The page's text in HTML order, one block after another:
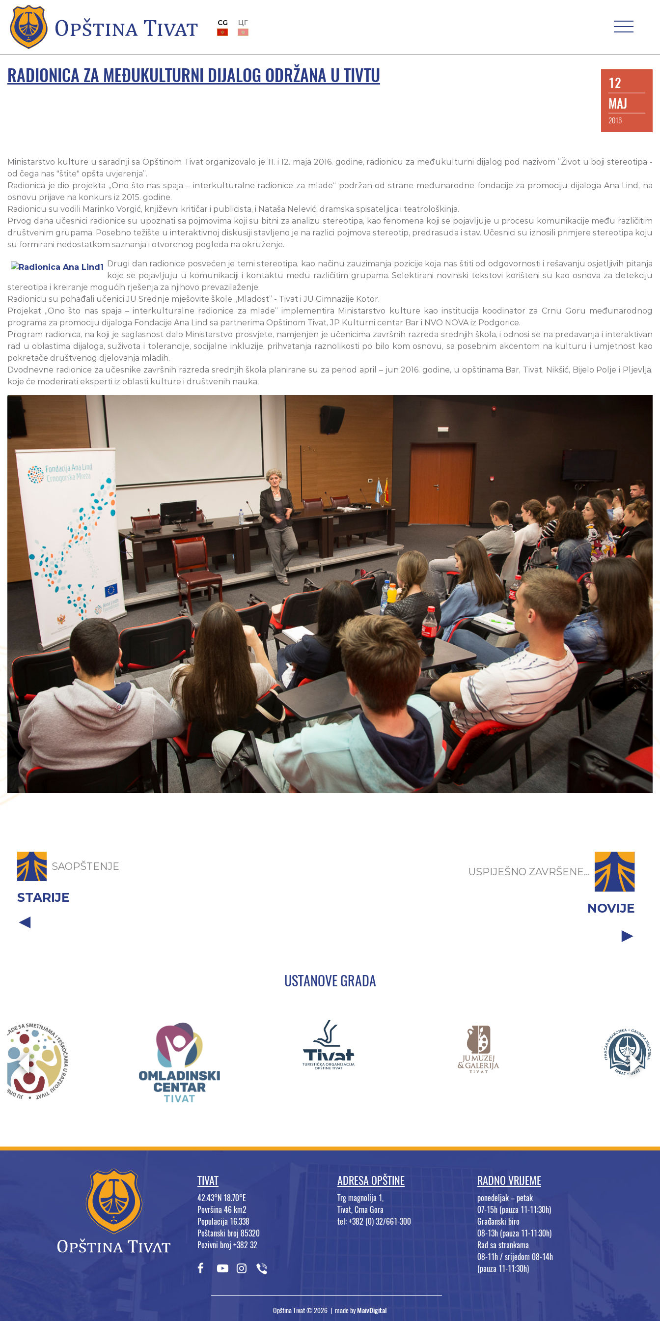
CG ЦГ
RADIONICA ZA MEĐUKULTURNI DIJALOG ODRŽANA U TIVTU
12
MAJ
2016
Ministarstvo kulture u saradnji sa Opštinom Tivat organizovalo je 11. i 12. maja 2016. godine, radionicu za međukulturni dijalog pod nazivom “Život u boji stereotipa -
od čega nas "štite" opšta uvjerenja”.
Radionica je dio projekta „Ono što nas spaja – interkulturalne radionice za mlade“ podržan od strane međunarodne fondacije za promociju dijaloga Ana Lind, na
osnovu prijave na konkurs iz 2015. godine.
Radionicu su vodili Marinko Vorgić, književni kritičar i publicista, i Nataša Nelević, dramska spisateljica i teatrološkinja.
Prvog dana učesnici radionice su upoznati sa pojmovima koji su bitni za analizu stereotipa, kao fenomena koji se pojavljuje u procesu komunikacije među različitim
društvenim grupama. Posebno težište u interaktivnoj diskusiji stavljeno je na razlici pojmova stereotip, predrasuda i stav. Učesnici su iznosili primjere stereotipa koju
su formirani nedostatkom saznanja i otvorenog pogleda na okruženje.
Drugi dan radionice posvećen je temi stereotipa, kao načinu zauzimanja pozicije koja nas štiti od odgovornosti i rešavanju osjetljivih pitanja
koje se pojavljuju u komunikaciji i kontaktu među različitim grupama. Selektirani novinski tekstovi korišteni su kao osnova za detekciju
stereotipa i kreiranje mogućih rješenja za njihovo prevazilaženje.
Radionicu su pohađali učenici JU Srednje mješovite škole „Mladost“ - Tivat i JU Gimnazije Kotor.
Projekat „Ono što nas spaja – interkulturalne radionice za mlade“ implementira Ministarstvo kulture kao institucija koodinator za Crnu Goru međunarodnog
programa za promociju dijaloga Fondacije Ana Lind sa partnerima Opštinom Tivat, JP Kulturni centar Bar i NVO NOVA iz Podgorice.
Program radionica, na koji je saglasnost dalo Ministarstvo prosvjete, namjenjen je učenicima završnih razreda srednjih škola, i odnosi se na predavanja i interaktivan
rad u oblastima dijaloga, suživota i tolerancije, socijalne inkluzije, prihvatanja raznolikosti po bilo kom osnovu, sa posebnim akcentom na kulturu i umjetnost kao
pokretače društvenog djelovanja mladih.
Dvodnevne radionice za učesnike završnih razreda srednjih škola planirane su za period april – jun 2016. godine, u opštinama Bar, Tivat, Nikšić, Bijelo Polje i Pljevlja,
koje će moderirati eksperti iz oblasti kulture i društvenih nauka.
SAOPŠTENJE
STARIJE
USPIJEŠNO ZAVRŠENE...
NOVIJE
USTANOVE GRADA
TIVAT
42.43°N 18.70°E
Površina 46 km2
Populacija 16.338
Poštanski broj 85320
Pozivni broj +382 32
ADRESA OPŠTINE
Trg magnolija 1,
Tivat, Crna Gora
tel: +382 (0) 32/661-300
RADNO VRIJEME
ponedeljak – petak
07-15h (pauza 11-11:30h)
Građanski biro
08-13h (pauza 11-11:30h)
Rad sa strankama
08-11h / srijedom 08-14h
(pauza 11-11:30h)
Opština Tivat © 2026 | made byMaivDigital